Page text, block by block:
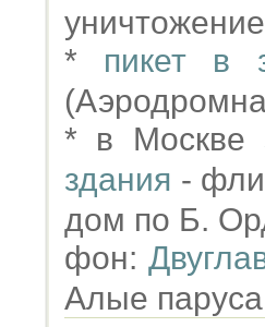
* пикет в
* в Москве
здания -
дом по Б.
фон:
Алые паруса